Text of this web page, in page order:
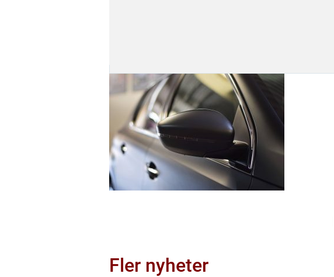
Fler nyheter